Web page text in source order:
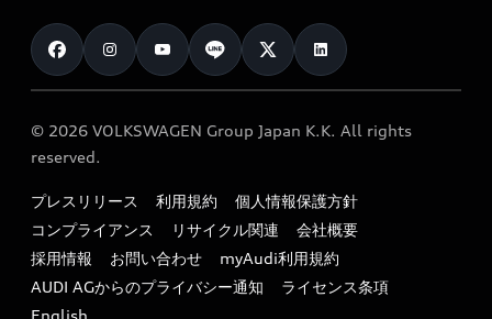
カタログ一覧
車検 / 定期点検
e-tronアフターサポート
myAudi
クオリティ
保証
メンテナンス
ファイナンス
キャンペーン / イベント
買取査定
お知らせ
オーナー様向けキャンペーン
特定整備適用車一覧
リサイクル法
よくある質問（FAQ）
© 2026 VOLKSWAGEN Group Japan K.K. All rights
reserved.
プレスリリース 利用規約
個人情報保護方針
コンプライアンス
リサイクル関連
会社概要
採用情報
お問い合わせ
myAudi利用規約
AUDI AGからのプライバシー通知
ライセンス条項
English